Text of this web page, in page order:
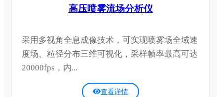
高压喷雾流场分析仪
采用多视角全息成像技术，可实现喷雾场全域速
度场、粒径分布三维可视化，采样帧率最高可达
20000fps，内...
查看详情